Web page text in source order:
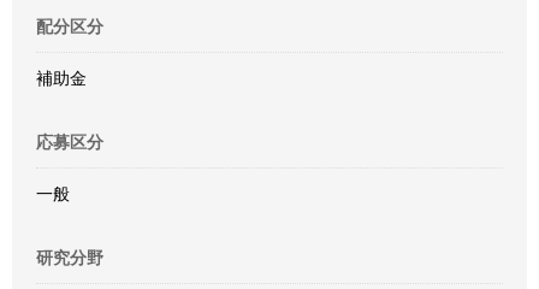
配分区分
補助金
応募区分
一般
研究分野